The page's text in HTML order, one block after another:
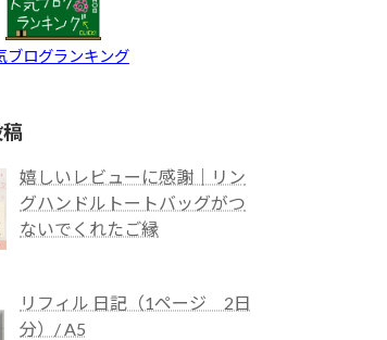
ブログランキング
嬉しいレビューに感謝｜リン
グハンドルトートバッグがつ
ないでくれたご縁
リフィル 日記（1ページ 2日
分）/ A5